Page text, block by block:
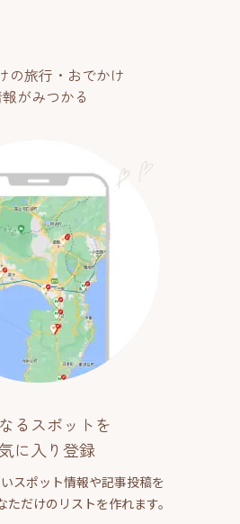
の旅行・おでかけ
がみつかる
るスポットを
に入り登録
スポット情報や記事投稿を
ただけのリストを作れます。